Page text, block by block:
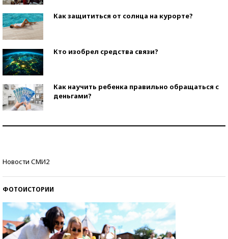
Как защититься от солнца на курорте?
Кто изобрел средства связи?
Как научить ребенка правильно обращаться с
деньгами?
Новости СМИ2
ФОТОИСТОРИИ